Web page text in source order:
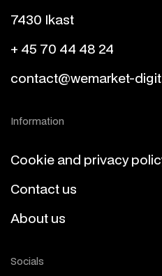
7430 Ikast
+ 45 70 44 48 24
contact@wemarket-
Information
Cookie and privacy
Contact us
About us
Socials